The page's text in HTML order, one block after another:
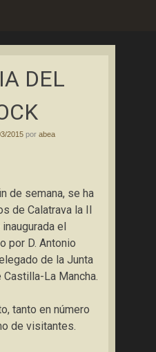
DEL
2015por abea
de semana, se ha
de Calatrava la II
el
por D. Antonio
de la Junta
La Mancha.
tanto en número
de visitantes.